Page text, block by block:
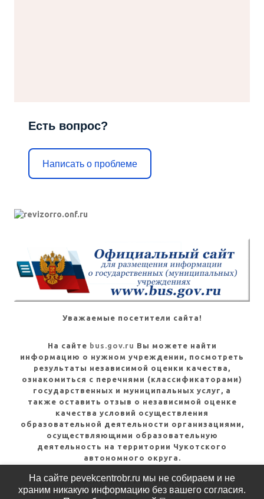
Есть вопрос?
Написать о проблеме
Уважаемые посетители сайта!
На сайте bus.gov.ru Вы можете найти
информацию о нужном учреждении, посмотреть
результаты независимой оценки качества,
ознакомиться с перечнями (классификаторами)
государственных и муниципальных услуг, а
также оставить отзыв о независимой оценке
качества условий осуществления
образовательной деятельности организациями,
осуществляющими образовательную
деятельность на территории Чукотского
автономного округа.
Посмотреть инструкцию
На сайте pevekcentrobr.ru мы не собираем и не
храним никакую информацию без вашего согласия.